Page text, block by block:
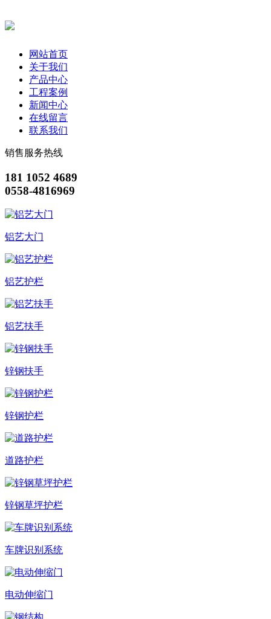
网站首页
关于我们
产品中心
工程案例
新闻中心
在线留言
联系我们
销售服务热线
181 1052 4689
0558-4816969
铝艺大门
铝艺护栏
铝艺扶手
锌钢扶手
锌钢护栏
道路护栏
锌钢草坪护栏
车牌识别系统
电动伸缩门